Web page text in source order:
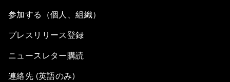
参加する（個人、組織）
プレスリリース登録
ニュースレター購読
連絡先 (英語のみ)